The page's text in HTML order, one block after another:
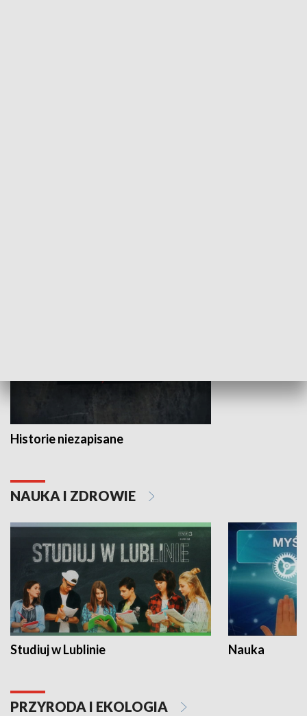
Historie niezapisane
NAUKA I ZDROWIE
Studiuj w Lublinie Nauka
PRZYRODA I EKOLOGIA